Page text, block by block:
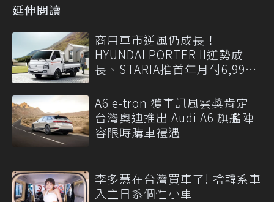
延伸閱讀
商用車市逆風仍成長！
HYUNDAI PORTER II逆勢成
長、STARIA推首年月付6,999
A6 e-tron 獲車訊風雲獎肯定
台灣奧迪推出 Audi A6 旗艦陣
容限時購車禮遇
李多慧在台灣買車了! 捨韓系車
入主日系個性小車